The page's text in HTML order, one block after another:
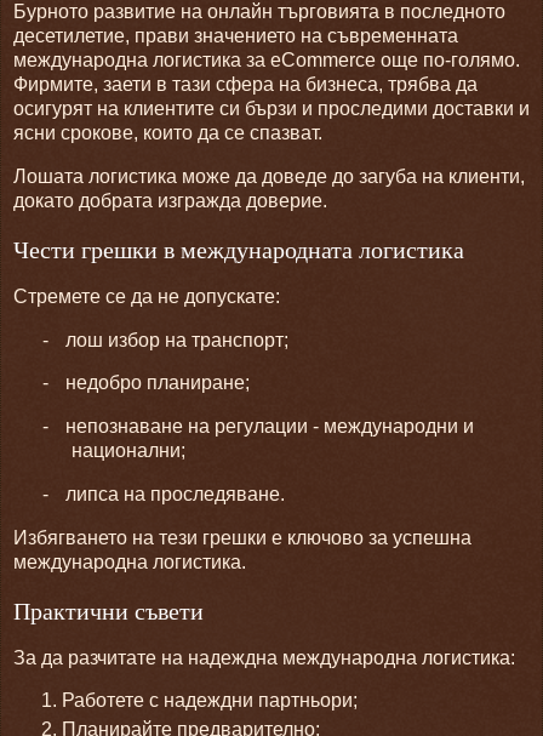
Бурното развитие на онлайн търговията в последното
десетилетие, прави значението на съвременната
международна логистика за eCommerce още по-голямо.
Фирмите, заети в тази сфера на бизнеса, трябва да
осигурят на клиентите си бързи и проследими доставки и
ясни срокове, които да се спазват.
Лошата логистика може да доведе до загуба на клиенти,
докато добрата изгражда доверие.
Чести грешки в международната логистика
Стремете се да не допускате:
- лош избор на транспорт;
- недобро планиране;
-
непознаване на регулации - международни и
национални;
- липса на проследяване.
Избягването на тези грешки е ключово за успешна
международна логистика.
Практични съвети
За да разчитате на надеждна международна логистика:
Работете с надеждни партньори;
Планирайте предварително;